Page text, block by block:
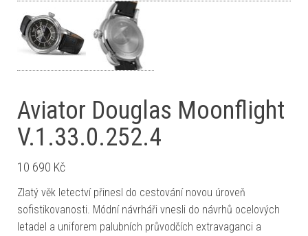
Aviator Douglas Moonflight
V.1.33.0.252.4
10 690 Kč
Zlatý věk letectví přinesl do cestování novou úroveň
sofistikovanosti. Módní návrháři vnesli do návrhů ocelových
letadel a uniforem palubních průvodčích extravaganci a